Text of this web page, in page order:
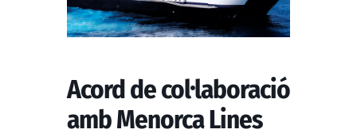
Acord de col·laboració
amb Menorca Lines